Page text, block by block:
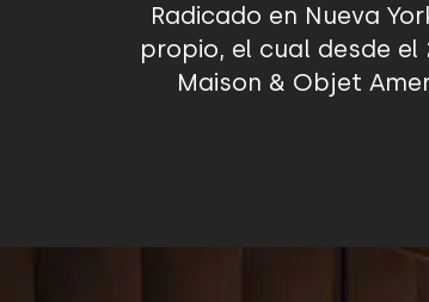
Radicado en Nueva
propio, el cual desde
Maison & Objet